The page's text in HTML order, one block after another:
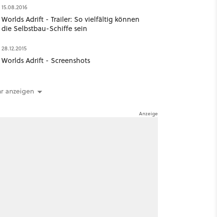
15.08.2016
Worlds Adrift - Trailer: So vielfältig können
die Selbstbau-Schiffe sein
28.12.2015
Worlds Adrift - Screenshots
anzeigen